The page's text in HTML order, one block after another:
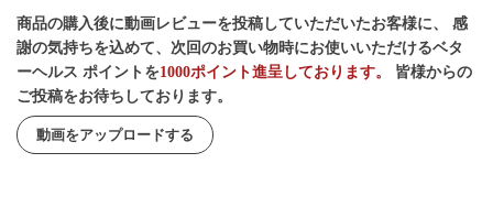
商品の購入後に動画レビューを投稿していただいたお客様に、 感
謝の気持ちを込めて、次回のお買い物時にお使いいただけるベタ
ーヘルス ポイントを1000ポイント進呈しております。
皆様からの
ご投稿をお待ちしております。
動画をアップロードする